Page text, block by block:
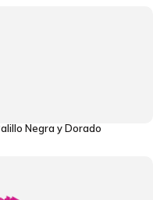
Negra y Dorado